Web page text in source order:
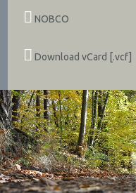
NOBCO
Download vCard [.vcf]